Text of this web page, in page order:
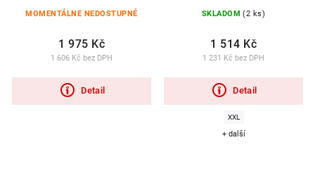
MOMENTÁLNE NEDOSTUPNÉ
1 606 Kč bez DPH
1 975 Kč
Detail
SKLADOM (2 ks)
1 231 Kč bez DPH
1 514 Kč
Detail
XXL
+ další